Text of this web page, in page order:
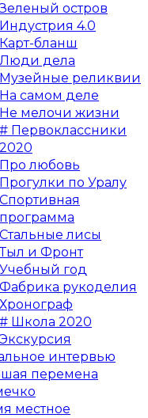
Зеленый остров
Индустрия 4.0
Карт-бланш
Люди дела
Музейные реликвии
На самом деле
Не мелочи жизни
# Первоклассники
2020
Про любовь
Прогулки по Уралу
Спортивная
программа
Стальные лисы
Тыл и Фронт
Учебный год
Фабрика рукоделия
Хронограф
# Школа 2020
Экскурсия
интервью
перемена
местное